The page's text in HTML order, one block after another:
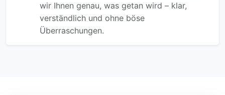
wir Ihnen genau, was getan wird – klar,
verständlich und ohne böse
Überraschungen.